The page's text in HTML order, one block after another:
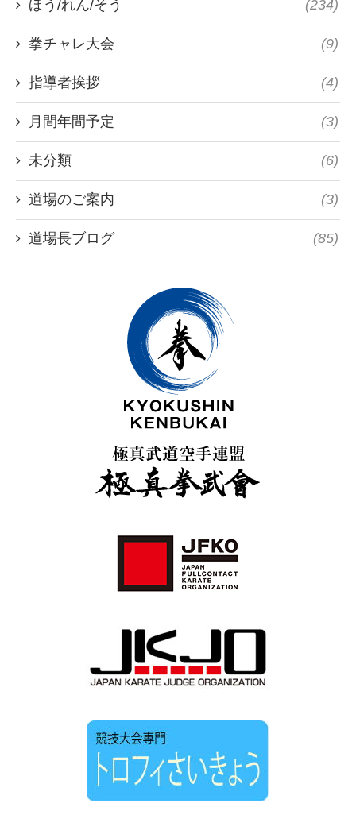
ほう/れん/そう (234)
拳チャレ大会 (9)
指導者挨拶 (4)
月間年間予定 (3)
未分類 (6)
道場のご案内 (3)
道場長ブログ (85)